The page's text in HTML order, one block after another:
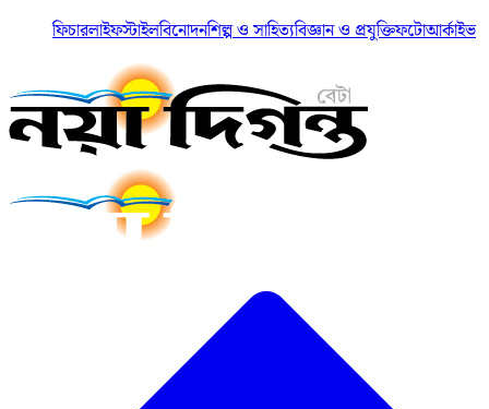
ফিচারলাইফস্টাইলবিনোদনশিল্প ও সাহিত্যবিজ্ঞান ও প্রযুক্তিফটোআর্কাইভ